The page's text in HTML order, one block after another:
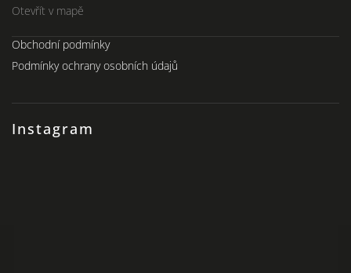
Otevřít v mapě
Instagram
Obchodní podmínky
Podmínky ochrany osobních údajů